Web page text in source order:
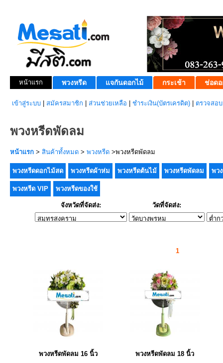
หน้าแรก พวงหรีด แจกันดอกไม้ กระเช้า ช่อดอ
เข้าสู่ระบบ สมัครสมาชิก ส่วนช่วยเหลือ ชำระเงิน(บัตรเครดิต) ตรวจสอ
พวงหรีดพัดลม
หน้าแรก > สินค้าทั้งหมด > พวงหรีด >พวงหรีดพัดลม
พวงหรีดดอกไม้สด พวงหรีดผ้าห่ม พวงหรีดต้นไม้ พวงหรีดพัดลม พว
พวงหรีด VIP พวงหรีดของใช้
จังหวัดที่จัดส่ง: วัดที่จัดส่ง:
1
พวงหรีดพัดลม 16 นิ้ว พวงหรีดพัดลม 18 นิ้ว